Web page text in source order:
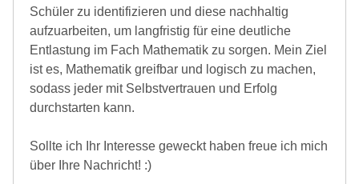
Schüler zu identifizieren und diese nachhaltig
aufzuarbeiten, um langfristig für eine deutliche
Entlastung im Fach Mathematik zu sorgen. Mein Ziel
ist es, Mathematik greifbar und logisch zu machen,
sodass jeder mit Selbstvertrauen und Erfolg
durchstarten kann.
Sollte ich Ihr Interesse geweckt haben freue ich mich
über Ihre Nachricht! :)